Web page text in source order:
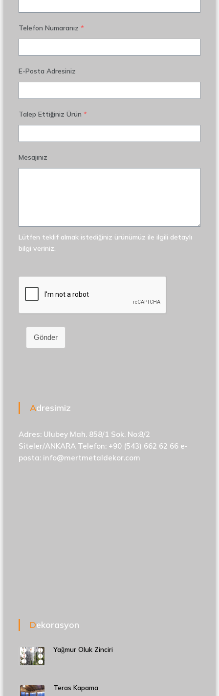
Telefon Numaranız *
E-Posta Adresiniz
Talep Ettiğiniz Ürün *
Mesajınız
Lütfen teklif almak istediğiniz ürünümüz ile ilgili detaylı
bilgi veriniz.
Gönder
Adresimiz
Adres: Ulubey Mah. 858/1 Sok. No:8/2
Siteler/ANKARA Telefon: +90 (543) 662 62 66 e-
posta: info@mertmetaldekor.com
Dekorasyon
Yağmur Oluk Zinciri
Teras Kapama